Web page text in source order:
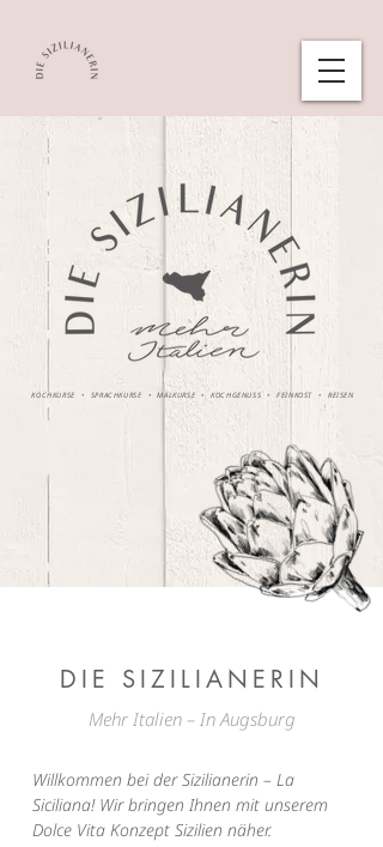
DIE SIZILIANERIN
Mehr Italien – In Augsburg
Willkommen bei der Sizilianerin – La
Siciliana! Wir bringen Ihnen mit unserem
Dolce Vita Konzept Sizilien näher.
KOCHKURSE • SPRACHKURSE • MALKURSE • KOCHGENUSS • FEINKOST • REISEN